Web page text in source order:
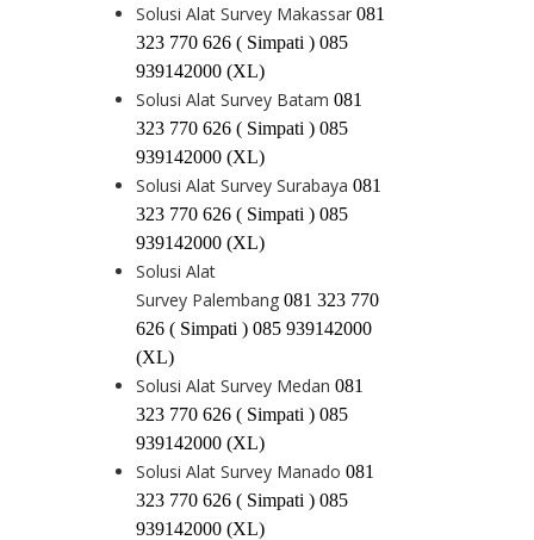
Solusi Alat Survey Makassar 081
323 770 626 ( Simpati ) 085
939142000 (XL)
Solusi Alat Survey Batam 081
323 770 626 ( Simpati ) 085
939142000 (XL)
Solusi Alat Survey Surabaya 081
323 770 626 ( Simpati ) 085
939142000 (XL)
Solusi Alat
Survey Palembang 081 323 770
626 ( Simpati ) 085 939142000
(XL)
Solusi Alat Survey Medan 081
323 770 626 ( Simpati ) 085
939142000 (XL)
Solusi Alat Survey Manado 081
323 770 626 ( Simpati ) 085
939142000 (XL)